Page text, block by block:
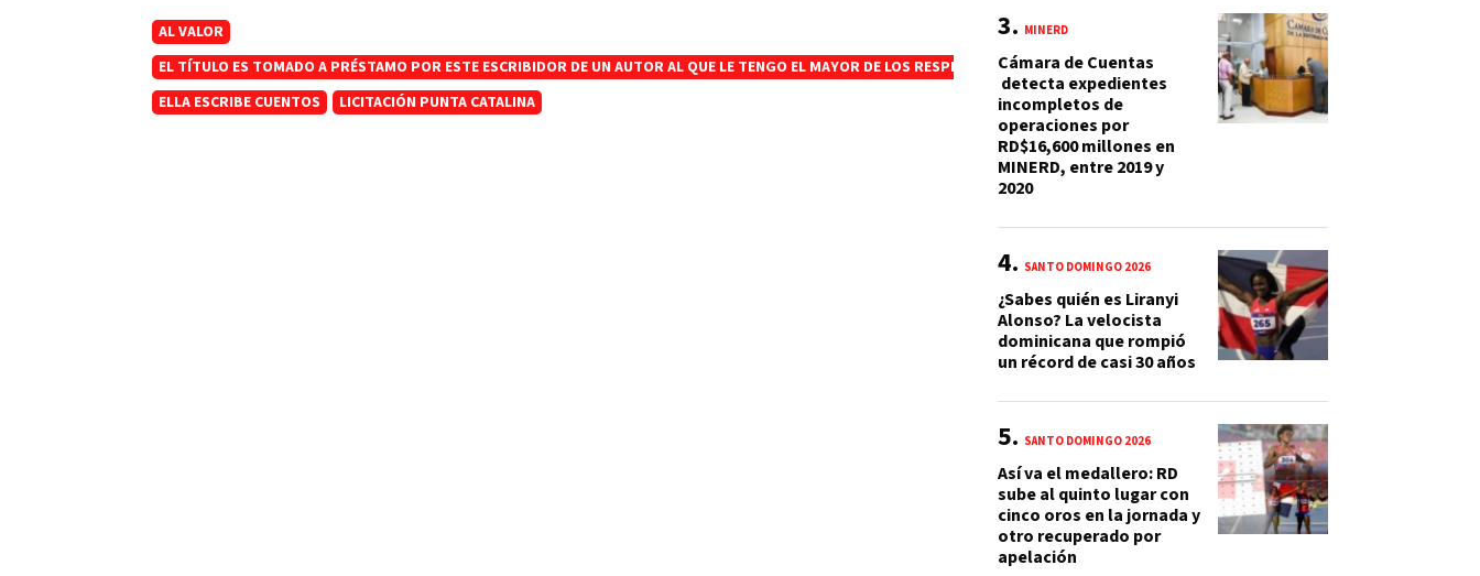
AL VALOR
EL TÍTULO ES TOMADO A PRÉSTAMO POR ESTE ESCRIBIDOR DE UN AUTOR AL QUE LE TENGO EL MAYOR DE LOS RESPETOS
ELLA ESCRIBE CUENTOS
LICITACIÓN PUNTA CATALINA
MINERD
Cámara de Cuentas
detecta expedientes
incompletos de
operaciones por
RD$16,600 millones en
MINERD, entre 2019 y
2020
SANTO DOMINGO 2026
¿Sabes quién es Liranyi
Alonso? La velocista
dominicana que rompió
un récord de casi 30 años
SANTO DOMINGO 2026
Así va el medallero: RD
sube al quinto lugar con
cinco oros en la jornada y
otro recuperado por
apelación